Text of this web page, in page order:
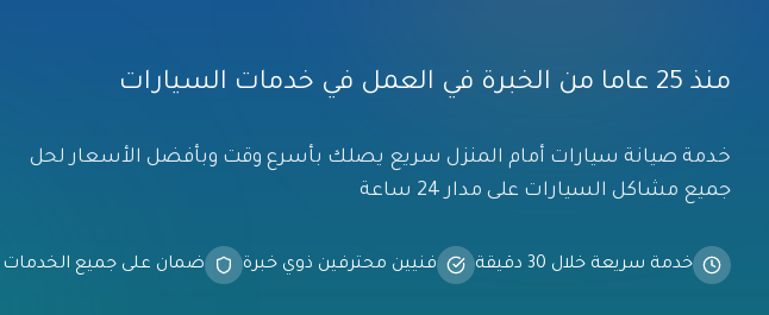
منذ 25 عاما من الخبرة في العمل في خدمات السيارات
خدمة صيانة سيارات أمام المنزل سريع يصلك بأسرع وقت وبأفضل الأسعار لحل
جميع مشاكل السيارات على مدار 24 ساعة
خدمة سريعة خلال 30 دقيقة فنيين محترفين ذوي خبرة ضمان على جميع الخدمات